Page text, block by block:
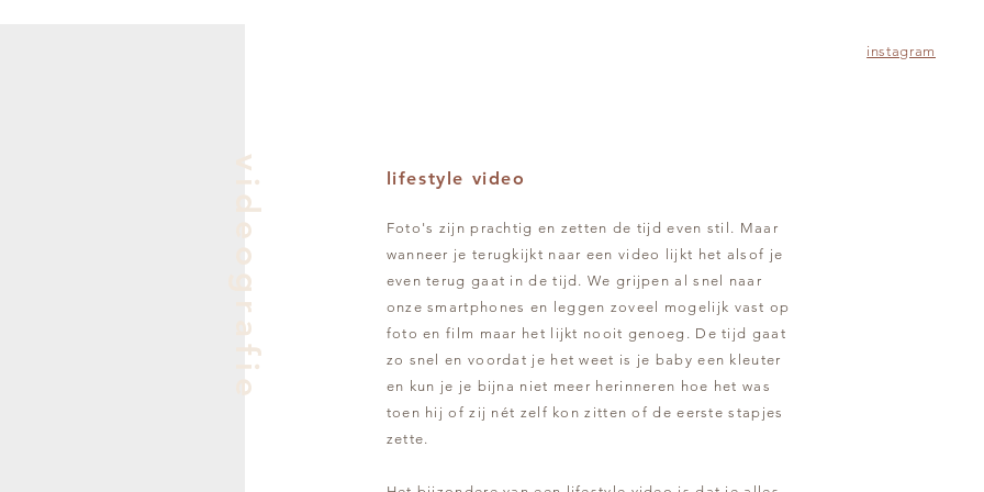
instagram
videografie lifestyle video
Foto's zijn prachtig en zetten de tijd even stil. Maar
wanneer je terugkijkt naar een video lijkt het alsof je
even terug gaat in de tijd. We grijpen al snel naar
onze smartphones en leggen zoveel mogelijk vast op
foto en film maar het lijkt nooit genoeg. De tijd gaat
zo snel en voordat je het weet is je baby een kleuter
en kun je je bijna niet meer herinneren hoe het was
toen hij of zij nét zelf kon zitten of de eerste stapjes
zette.